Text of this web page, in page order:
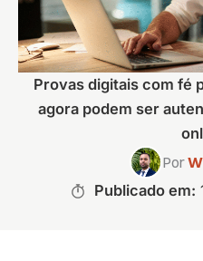
Provas digitais com fé
agora podem ser
Por
Publicado em: